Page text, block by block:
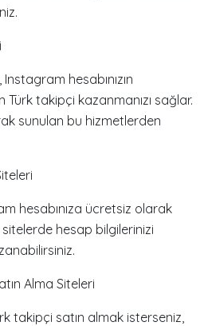
hesabınızın
takipçi kazanmanızı sağlar.
sunulan bu hizmetlerden
hesabınıza ücretsiz olarak
hesap bilgilerinizi
Alma Siteleri
takipçi satın almak isterseniz,